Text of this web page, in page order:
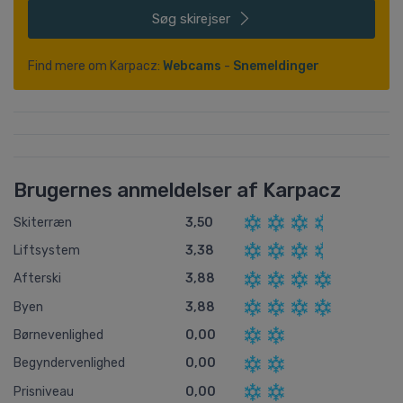
Søg skirejser
Find mere om Karpacz: Webcams - Snemeldinger
Brugernes anmeldelser af Karpacz
Skiterræn
3,50
Liftsystem
3,38
Afterski
3,88
Byen
3,88
Børnevenlighed
0,00
Begyndervenlighed
0,00
Prisniveau
0,00